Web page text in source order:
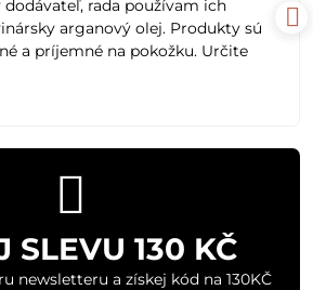
5 rada používam ich
arganový olej. Produkty sú
a príjemné na pokožku. Určite
SLEVU 130 KČ
newsletteru a získej kód na 130KČ